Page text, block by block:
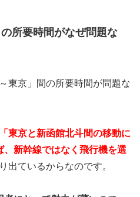
所要時間がなぜ問題な
東京」間の所要時間が問題な
「東京と新函館北斗間の移動に
新幹線ではなく飛行機を選
出ているからなのです。